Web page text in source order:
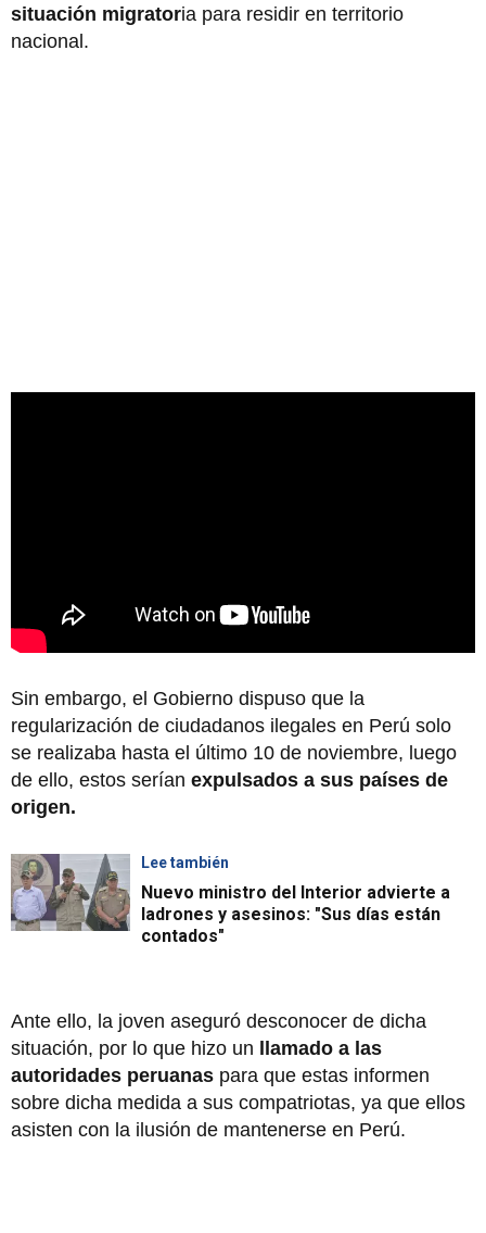
situación migratoria para residir en territorio
nacional.
Sin embargo, el Gobierno dispuso que la
regularización de ciudadanos ilegales en Perú solo
se realizaba hasta el último 10 de noviembre, luego
de ello, estos serían expulsados a sus países de
origen.
Lee también
Nuevo ministro del Interior advierte a
ladrones y asesinos: "Sus días están
contados"
Ante ello, la joven aseguró desconocer de dicha
situación, por lo que hizo un llamado a las
autoridades peruanas para que estas informen
sobre dicha medida a sus compatriotas, ya que ellos
asisten con la ilusión de mantenerse en Perú.